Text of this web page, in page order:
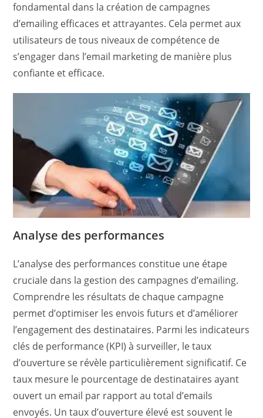
fondamental dans la création de campagnes
d’emailing efficaces et attrayantes. Cela permet aux
utilisateurs de tous niveaux de compétence de
s’engager dans l’email marketing de manière plus
confiante et efficace.
Analyse des performances
L’analyse des performances constitue une étape
cruciale dans la gestion des campagnes d’emailing.
Comprendre les résultats de chaque campagne
permet d’optimiser les envois futurs et d’améliorer
l’engagement des destinataires. Parmi les indicateurs
clés de performance (KPI) à surveiller, le taux
d’ouverture se révèle particulièrement significatif. Ce
taux mesure le pourcentage de destinataires ayant
ouvert un email par rapport au total d’emails
envoyés. Un taux d’ouverture élevé est souvent le